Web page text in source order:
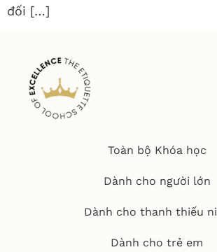
đối […]
Toàn bộ Khóa học
Dành cho người lớn
Dành cho thanh thiếu
Dành cho trẻ em